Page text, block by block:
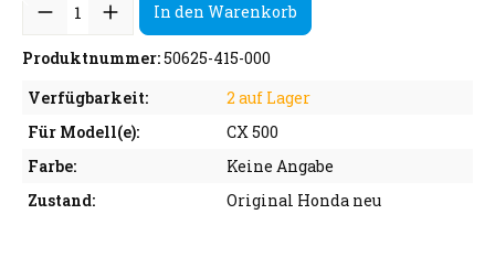
In den Warenkorb
Produktnummer:50625-415-000
Verfügbarkeit:
2 auf Lager
Für Modell(e):
CX 500
Farbe:
Keine Angabe
Zustand:
Original Honda neu